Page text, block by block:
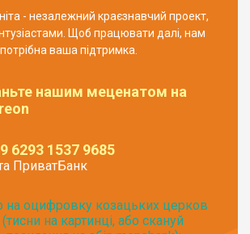
- незалежний краєзнавчий проект,
Щоб працювати далі, нам
потрібна ваша підтримка.
нашим меценатом на
6293 1537 9685
ПриватБанк
на оцифровку козацьких церков
(тисни на картинці, або скануй